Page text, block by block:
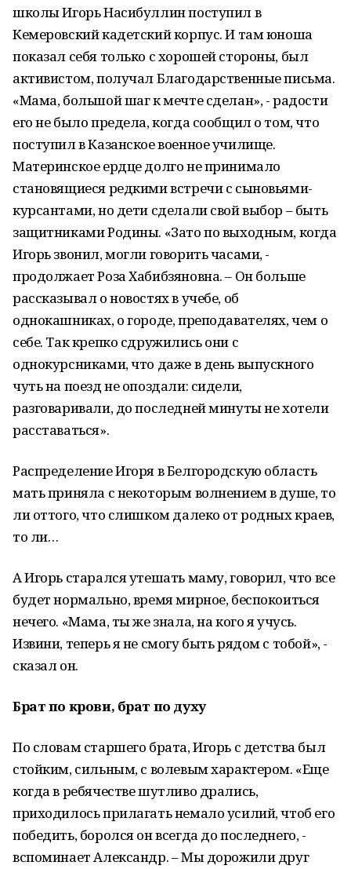
школы Игорь Насибуллин поступил в
Кемеровский кадетский корпус. И там юноша
показал себя только с хорошей стороны, был
активистом, получал Благодарственные письма.
«Мама, большой шаг к мечте сделан», - радости
его не было предела, когда сообщил о том, что
поступил в Казанское военное училище.
Материнское ердце долго не принимало
становящиеся редкими встречи с сыновьями-
курсантами, но дети сделали свой выбор – быть
защитниками Родины. «Зато по выходным, когда
Игорь звонил, могли говорить часами, -
продолжает Роза Хабибзяновна. – Он больше
рассказывал о новостях в учебе, об
однокашниках, о городе, преподавателях, чем о
себе. Так крепко сдружились они с
однокурсниками, что даже в день выпускного
чуть на поезд не опоздали: сидели,
разговаривали, до последней минуты не хотели
расставаться».
Распределение Игоря в Белгородскую область
мать приняла с некоторым волнением в душе, то
ли оттого, что слишком далеко от родных краев,
то ли…
А Игорь старался утешать маму, говорил, что все
будет нормально, время мирное, беспокоиться
нечего. «Мама, ты же знала, на кого я учусь.
Извини, теперь я не смогу быть рядом с тобой», -
сказал он.
Брат по крови, брат по духу
По словам старшего брата, Игорь с детства был
стойким, сильным, с волевым характером. «Еще
когда в ребячестве шутливо дрались,
приходилось прилагать немало усилий, чтоб его
победить, боролся он всегда до последнего, -
вспоминает Александр. – Мы дорожили друг